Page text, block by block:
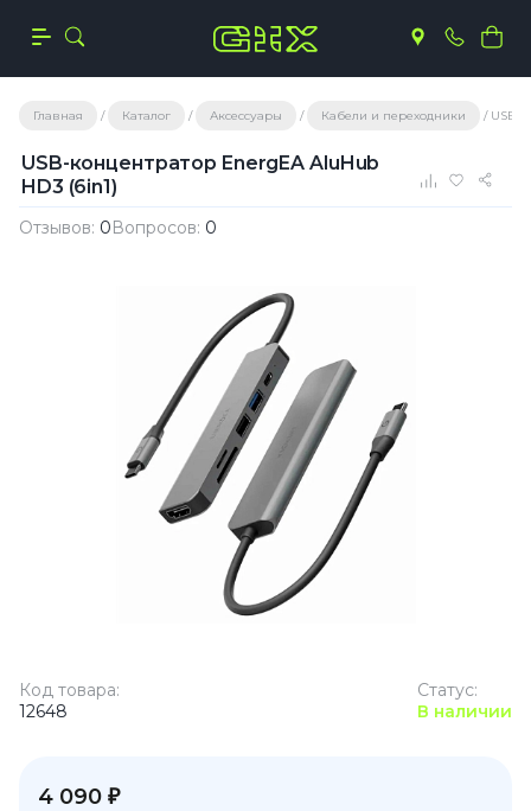
Главная Каталог Аксессуары Кабели и переходники USB-
USB-концентратор EnergEA AluHub
HD3 (6in1)
Отзывов: 0Вопросов: 0
Статус:
В наличии
Код товара:
12648
4 090 ₽